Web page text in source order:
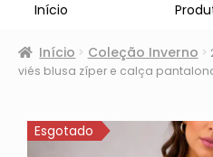
Início
Início Coleção Inverno
viés blusa zíper e calça
Esgotado